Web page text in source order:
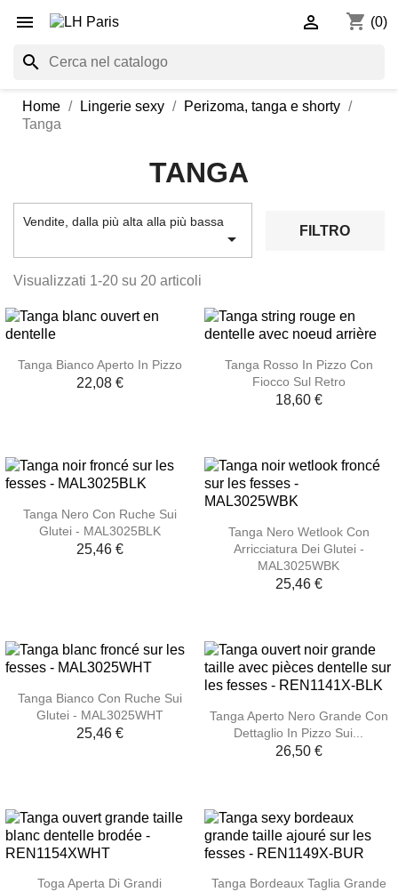
 shopping_cart (0)

search
Home Lingerie sexy
Perizoma, tanga e shorty
Tanga
TANGA
Vendite, dalla più alta alla più bassa
 FILTRO
Visualizzati 1-20 su 20 articoli
Tanga Bianco Aperto In Pizzo
22,08 €
Tanga Rosso In Pizzo Con
Fiocco Sul Retro
18,60 €
Tanga Nero Con Ruche Sui
Glutei - MAL3025BLK
25,46 €
Tanga Nero Wetlook Con
Arricciatura Dei Glutei -
MAL3025WBK
25,46 €
Tanga Bianco Con Ruche Sui
Glutei - MAL3025WHT
25,46 €
Tanga Aperto Nero Grande Con
Dettaglio In Pizzo Sui...
26,50 €
Toga Aperta Di Grandi
Tanga Bordeaux Taglia Grande